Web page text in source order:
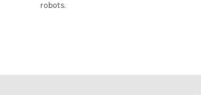
robots.